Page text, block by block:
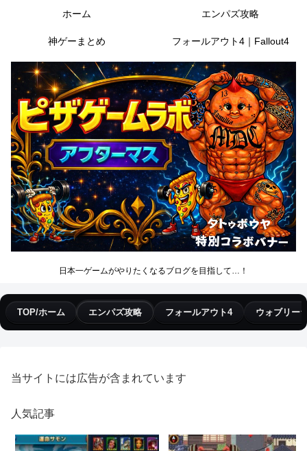
日本一ゲームがやりたくなるブログを目指して…！
ホーム エンパズ攻略
神ゲーまとめ フォールアウト4｜Fallout4
TOP/ホーム エンパズ攻略 フォールアウト4 ウォブリー
当サイトには広告が含まれています
人気記事